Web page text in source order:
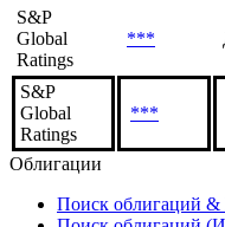
Агентство
Рейтинг/
S&P
Global
Ratings
***
S&P
Global
Ratings
***